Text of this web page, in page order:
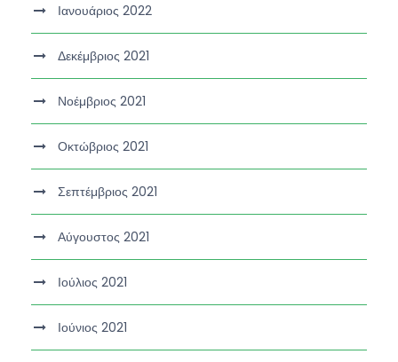
Ιανουάριος 2022
Δεκέμβριος 2021
Νοέμβριος 2021
Οκτώβριος 2021
Σεπτέμβριος 2021
Αύγουστος 2021
Ιούλιος 2021
Ιούνιος 2021